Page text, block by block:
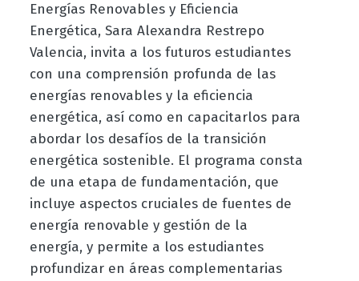
Energías Renovables y Eficiencia
Energética, Sara Alexandra Restrepo
Valencia, invita a los futuros estudiantes
con una comprensión profunda de las
energías renovables y la eficiencia
energética, así como en capacitarlos para
abordar los desafíos de la transición
energética sostenible. El programa consta
de una etapa de fundamentación, que
incluye aspectos cruciales de fuentes de
energía renovable y gestión de la
energía, y permite a los estudiantes
profundizar en áreas complementarias